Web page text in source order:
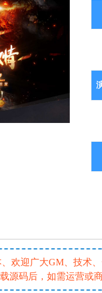
欢迎广大GM、技术
源码后，如需运营或